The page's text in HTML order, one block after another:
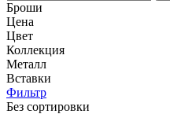
Броши
Цена
Цвет
Коллекция
Металл
Вставки
Фильтр
Без сортировки